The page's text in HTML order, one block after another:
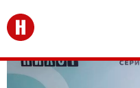
Перейти на главную